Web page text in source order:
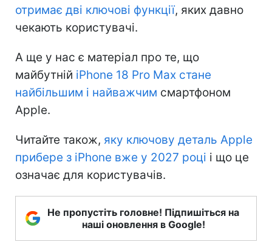
отримає дві ключові функції, яких давно
чекають користувачі.
А ще у нас є матеріал про те, що
майбутній iPhone 18 Pro Max стане
найбільшим і найважчим смартфоном
Apple.
Читайте також, яку ключову деталь Apple
прибере з iPhone вже у 2027 році і що це
означає для користувачів.
Не пропустіть головне! Підпишіться на
наші оновлення в Google!